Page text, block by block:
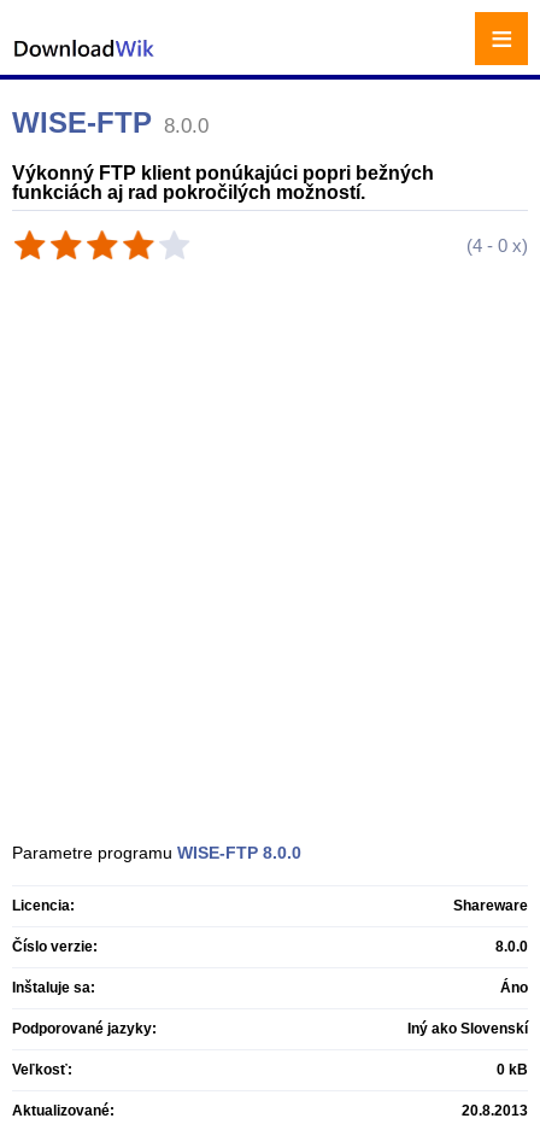
WISE-FTP 8.0.0
Výkonný FTP klient ponúkajúci popri bežných
funkciách aj rad pokročilých možností.
(4 - 0 x)
Parametre programu WISE-FTP 8.0.0
Licencia: Shareware
Číslo verzie: 8.0.0
Inštaluje sa: Áno
Podporované jazyky: Iný ako Slovenskí
Veľkosť: 0 kB
Aktualizované: 20.8.2013
≡